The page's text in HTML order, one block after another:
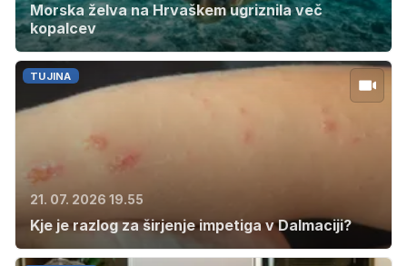
Morska želva na Hrvaškem ugriznila več
kopalcev
TUJINA
21. 07. 2026 19.55
Kje je razlog za širjenje impetiga v Dalmaciji?